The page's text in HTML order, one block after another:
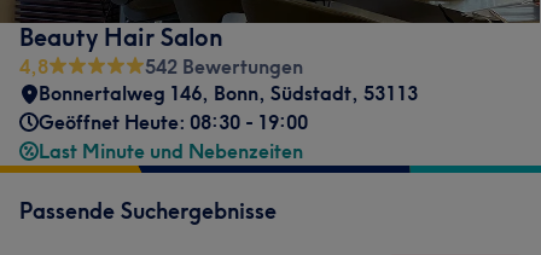
Beauty Hair Salon
4,8
542 Bewertungen
Bonnertalweg 146, Bonn, Südstadt, 53113
Geöffnet Heute: 08:30 - 19:00
Last Minute und Nebenzeiten
Passende Suchergebnisse